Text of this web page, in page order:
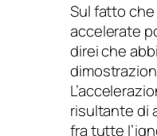
Sul fatto
accelerate
direi che
risultante di
fra tutte